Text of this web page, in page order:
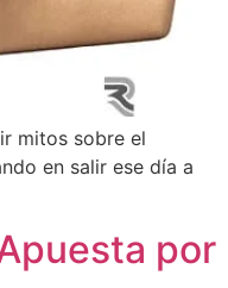
mitos sobre el
en salir ese día a
por